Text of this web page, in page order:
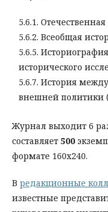
5.6.1.
5.6.2. Всеобщая
5.6.5.
исторического
5.6.7. История
внешней политики
Журнал выходит 6
составляет 500
формате 160х240.
В редакционные
известные